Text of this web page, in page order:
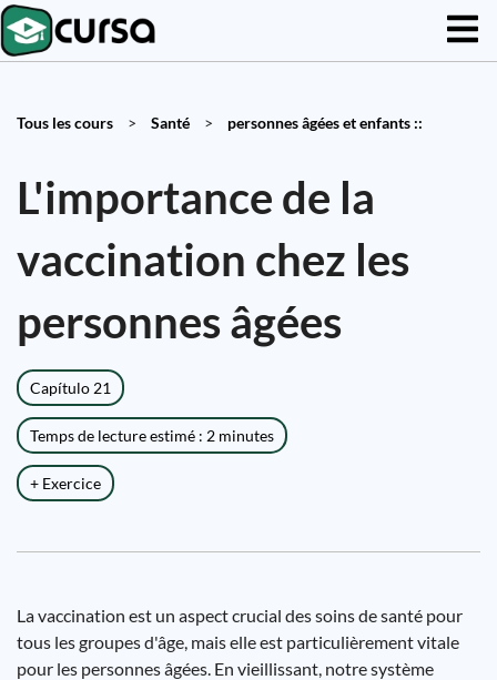
Tous les cours > Santé > personnes âgées et enfants ::
L'importance de la
vaccination chez les
personnes âgées
Capítulo 21
Temps de lecture estimé : 2 minutes
+ Exercice
La vaccination est un aspect crucial des soins de santé pour
tous les groupes d'âge, mais elle est particulièrement vitale
pour les personnes âgées. En vieillissant, notre système